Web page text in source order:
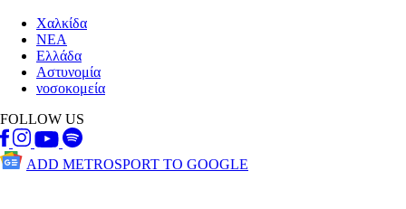
Χαλκίδα
ΝΕΑ
Ελλάδα
Αστυνομία
νοσοκομεία
FOLLOW US
ADD METROSPORT TO GOOGLE